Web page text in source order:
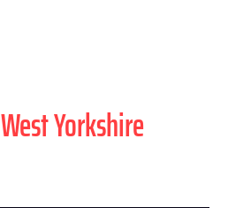
West Yorkshire